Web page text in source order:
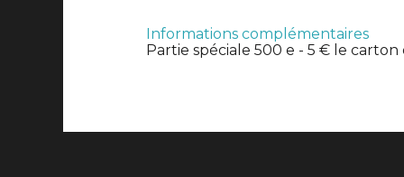
Informations complémentaires
Partie spéciale 500 e - 5 € le carton